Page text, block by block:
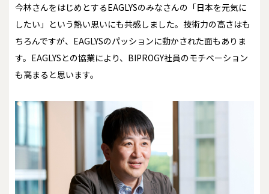
今林さんをはじめとするEAGLYSのみなさんの「日本を元気に
したい」という熱い思いにも共感しました。技術力の高さはも
ちろんですが、EAGLYSのパッションに動かされた面もありま
す。EAGLYSとの協業により、BIPROGY社員のモチベーション
も高まると思います。